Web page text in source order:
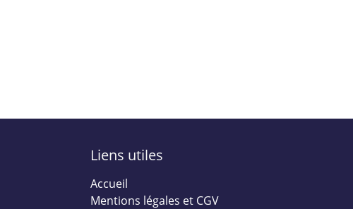
Liens utiles
Accueil
Mentions légales et CGV